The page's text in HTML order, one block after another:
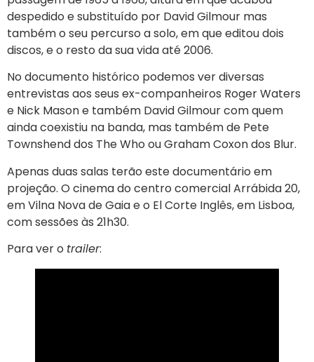
despedido e substituído por David Gilmour mas
também o seu percurso a solo, em que editou dois
discos, e o resto da sua vida até 2006.
No documento histórico podemos ver diversas
entrevistas aos seus ex-companheiros Roger Waters
e Nick Mason e também David Gilmour com quem
ainda coexistiu na banda, mas também de Pete
Townshend dos The Who ou Graham Coxon dos Blur.
Apenas duas salas terão este documentário em
projeção. O cinema do centro comercial Arrábida 20,
em Vilna Nova de Gaia e o El Corte Inglês, em Lisboa,
com sessões às 21h30.
Para ver o trailer: